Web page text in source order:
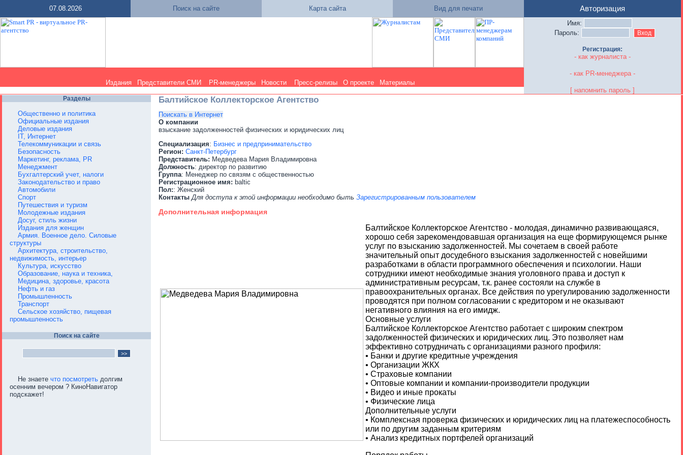
07.08.2026 Поиск на сайте Карта сайта Вид для печати
Издания Представители СМИ PR-менеджеры Новости Пресс-релизы О проекте Материалы
Авторизация
Имя:
Пароль:
Регистрация:
- как журналиста -
- как PR-менеджера -
[ напомнить пароль ]
Разделы
Общественно и политика
Официальные издания
Деловые издания
IT, Интернет
Телекоммуникации и связь
Безопасность
Маркетинг, реклама, PR
Менеджмент
Бухгалтерский учет, налоги
Законодательство и право
Автомобили
Спорт
Путешествия и туризм
Молодежные издания
Досуг, стиль жизни
Издания для женщин
Армия. Военное дело. Силовые
структуры
Архитектура, строительство,
недвижимость, интерьер
Культура, искусство
Образование, наука и техника,
Медицина, здоровье, красота
Нефть и газ
Промышленность
Транспорт
Сельское хозяйство, пищевая
промышленность
Поиск на сайте
Не знаете что посмотреть долгим
осенним вечером ? КиноНавигатор
подскажет!
Балтийское Коллекторское Агентство
Поискать в Интернет
О компании
взыскание задолженностей физических и юридических лиц
Специализация: Бизнес и предпринимательство
Регион: Санкт-Петербург
Представитель: Медведева Мария Владимировна
Должность: директор по развитию
Группа: Менеджер по связям с общественностью
Регистрационное имя: baltic
Пол:: Женский
Контакты Для доступа к этой информации необходимо быть Зарегистрированным пользователем
Дополнительная информация
Балтийское Коллекторское Агентство - молодая, динамично развивающаяся,
хорошо себя зарекомендовавшая организация на еще формирующемся рынке
услуг по взысканию задолженностей. Мы сочетаем в своей работе
значительный опыт досудебного взыскания задолженностей с новейшими
разработками в области программного обеспечения и психологии. Наши
сотрудники имеют необходимые знания уголовного права и доступ к
административным ресурсам, т.к. ранее состояли на службе в
правоохранительных органах. Все действия по урегулированию задолженности
проводятся при полном согласовании с кредитором и не оказывают
негативного влияния на его имидж.
Основные услуги
Балтийское Коллекторское Агентство работает с широким спектром
задолженностей физических и юридических лиц. Это позволяет нам
эффективно сотрудничать с организациями разного профиля:
• Банки и другие кредитные учреждения
• Организации ЖКХ
• Страховые компании
• Оптовые компании и компании-производители продукции
• Видео и иные прокаты
• Физические лица
Дополнительные услуги
• Комплексная проверка физических и юридических лиц на платежеспособность
или по другим заданным критериям
• Анализ кредитных портфелей организаций